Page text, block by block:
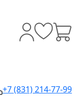
+7 (831) 214-77-99